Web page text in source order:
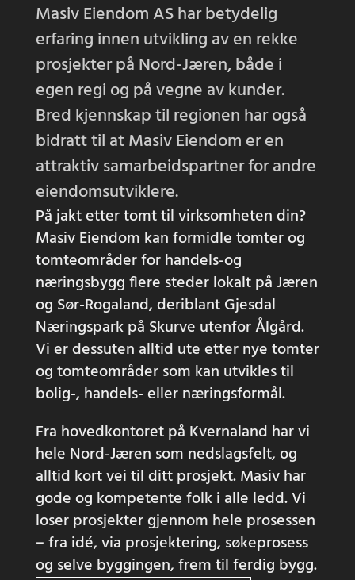
Masiv Eiendom AS har betydelig
erfaring innen utvikling av en rekke
prosjekter på Nord-Jæren, både i
egen regi og på vegne av kunder.
Bred kjennskap til regionen har også
bidratt til at Masiv Eiendom er en
attraktiv samarbeidspartner for andre
eiendomsutviklere.
På jakt etter tomt til virksomheten din?
Masiv Eiendom kan formidle tomter og
tomteområder for handels-og
næringsbygg flere steder lokalt på Jæren
og Sør-Rogaland, deriblant Gjesdal
Næringspark på Skurve utenfor Ålgård.
Vi er dessuten alltid ute etter nye tomter
og tomteområder som kan utvikles til
bolig-, handels- eller næringsformål.
Fra hovedkontoret på Kvernaland har vi
hele Nord-Jæren som nedslagsfelt, og
alltid kort vei til ditt prosjekt. Masiv har
gode og kompetente folk i alle ledd. Vi
loser prosjekter gjennom hele prosessen
– fra idé, via prosjektering, søkeprosess
og selve byggingen, frem til ferdig bygg.